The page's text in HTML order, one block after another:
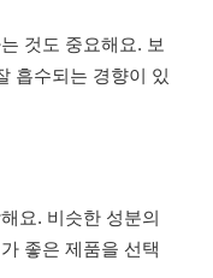
것도 중요해요. 보
흡수되는 경향이 있
요. 비슷한 성분의
좋은 제품을 선택